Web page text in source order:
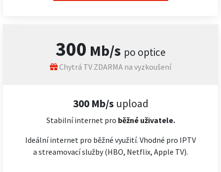
300 Mb/s po optice
Chytrá TV ZDARMA na vyzkoušení
300 Mb/s upload
Stabilní internet pro běžné uživatele.
Ideální internet pro běžné využití. Vhodné pro IPTV
a streamovací služby (HBO, Netflix, Apple TV).